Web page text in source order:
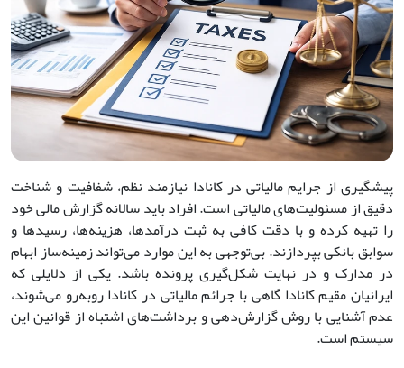
پیشگیری از جرایم مالیاتی در کانادا نیازمند نظم، شفافیت و شناخت
دقیق از مسئولیت‌های مالیاتی است. افراد باید سالانه گزارش مالی خود
را تهیه کرده و با دقت کافی به ثبت درآمدها، هزینه‌ها، رسیدها و
سوابق بانکی بپردازند. بی‌توجهی به این موارد می‌تواند زمینه‌ساز ابهام
در مدارک و در نهایت شکل‌گیری پرونده باشد. یکی از دلایلی که
ایرانیان مقیم کانادا گاهی با جرائم مالیاتی در کانادا روبه‌رو می‌شوند،
عدم آشنایی با روش گزارش‌دهی و برداشت‌های اشتباه از قوانین این
سیستم است.